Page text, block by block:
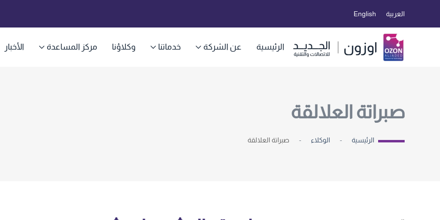
Skip to main content
العربية English
الرئيسية عن الشركة خدماتنا وكلاؤنا مركز المساعدة الأخبار
صبراتة العلالقة
الرئيسية الوكلاء صبراتة العلالقة